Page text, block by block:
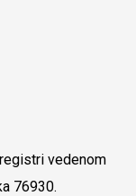
vedenom
76930.